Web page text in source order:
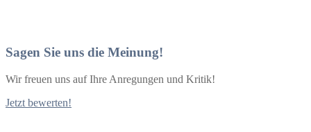
Sagen Sie uns die Meinung!
Wir freuen uns auf Ihre Anregungen und Kritik!
Jetzt bewerten!